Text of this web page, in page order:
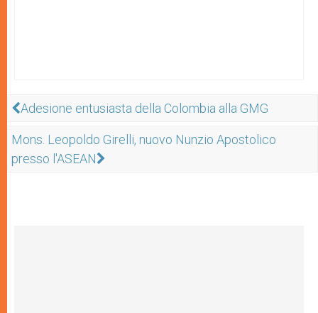
Adesione entusiasta della Colombia alla GMG
Mons. Leopoldo Girelli, nuovo Nunzio Apostolico
presso l'ASEAN